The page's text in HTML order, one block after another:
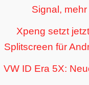
Signal,
Xpeng setzt
Splitscreen für
VW ID Era 5X: